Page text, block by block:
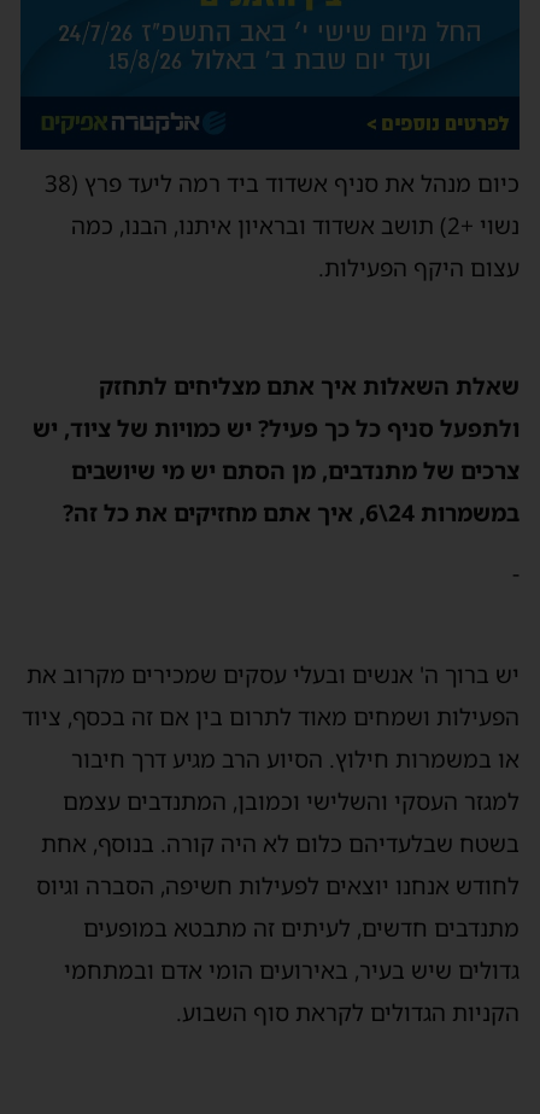
כיום מנהל את סניף אשדוד ביד רמה ליעד פרץ (38
נשוי +2) תושב אשדוד ובראיון איתנו, הבנו, כמה
עצום היקף הפעילות.
שאלת השאלות איך אתם מצליחים לתחזק
ולתפעל סניף כל כך פעיל? יש כמויות של ציוד, יש
צרכים של מתנדבים, מן הסתם יש מי שיושבים
במשמרות 24\6, איך אתם מחזיקים את כל זה?
יש ברוך ה' אנשים ובעלי עסקים שמכירים מקרוב את
הפעילות ושמחים מאוד לתרום בין אם זה בכסף, ציוד
או במשמרות חילוץ. הסיוע הרב מגיע דרך חיבור
למגזר העסקי והשלישי וכמובן, המתנדבים עצמם
בשטח שבלעדיהם כלום לא היה קורה. בנוסף, אחת
לחודש אנחנו יוצאים לפעילות חשיפה, הסברה וגיוס
מתנדבים חדשים, לעיתים זה מתבטא במופעים
גדולים שיש בעיר, באירועים הומי אדם ובמתחמי
הקניות הגדולים לקראת סוף השבוע.